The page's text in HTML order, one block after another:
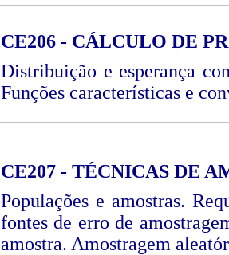
CE206 - CÁLCULO DE
Distribuição e esperança
Funções características e
CE207 - TÉCNICAS DE
Populações e amostras.
fontes de erro de
amostra. Amostragem